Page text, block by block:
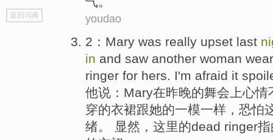
go
top
返回词典 youdao
2： Mary was really upset last
in and saw another woman
ringer for hers. I'm afraid it
他说： Mary在昨晚的舞会 上心情
穿的衣裙跟她的一模一样， 恐怕
绪。 显然，这里的dead ringer